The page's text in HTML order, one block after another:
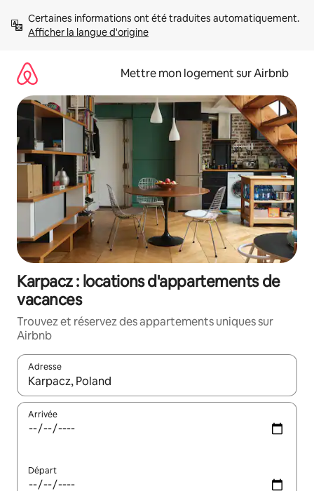
directement
Afficher la langue d'origine
Mettre mon logement sur Airbnb
Karpacz : locations d'appartements de
vacances
Trouvez et réservez des appartements uniques sur
Airbnb
Adresse
Lorsque les résultats s'affichent, utilisez les flèches vers le
Arrivée
Départ